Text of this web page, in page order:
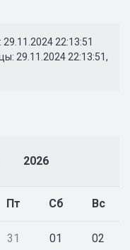
2026
Пт Сб Вс
31 01 02
22:13:51
29.11.2024 22:13:51,